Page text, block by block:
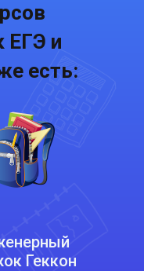
ЕГЭ и
есть:
Геккон